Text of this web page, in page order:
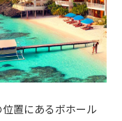
置にあるボホール